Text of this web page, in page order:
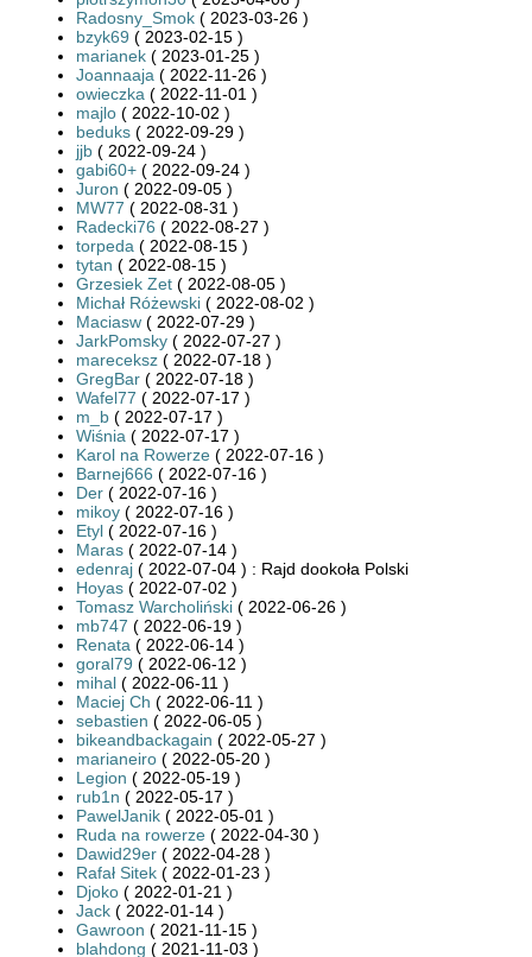
Radosny_Smok ( 2023-03-26 )
bzyk69 ( 2023-02-15 )
marianek ( 2023-01-25 )
Joannaaja ( 2022-11-26 )
owieczka ( 2022-11-01 )
majlo ( 2022-10-02 )
beduks ( 2022-09-29 )
jjb ( 2022-09-24 )
gabi60+ ( 2022-09-24 )
Juron ( 2022-09-05 )
MW77 ( 2022-08-31 )
Radecki76 ( 2022-08-27 )
torpeda ( 2022-08-15 )
tytan ( 2022-08-15 )
Grzesiek Zet ( 2022-08-05 )
Michał Różewski ( 2022-08-02 )
Maciasw ( 2022-07-29 )
JarkPomsky ( 2022-07-27 )
mareceksz ( 2022-07-18 )
GregBar ( 2022-07-18 )
Wafel77 ( 2022-07-17 )
m_b ( 2022-07-17 )
Wiśnia ( 2022-07-17 )
Karol na Rowerze ( 2022-07-16 )
Barnej666 ( 2022-07-16 )
Der ( 2022-07-16 )
mikoy ( 2022-07-16 )
Etyl ( 2022-07-16 )
Maras ( 2022-07-14 )
edenraj ( 2022-07-04 ) : Rajd dookoła Polski
Hoyas ( 2022-07-02 )
Tomasz Warcholiński ( 2022-06-26 )
mb747 ( 2022-06-19 )
Renata ( 2022-06-14 )
goral79 ( 2022-06-12 )
mihal ( 2022-06-11 )
Maciej Ch ( 2022-06-11 )
sebastien ( 2022-06-05 )
bikeandbackagain ( 2022-05-27 )
marianeiro ( 2022-05-20 )
Legion ( 2022-05-19 )
rub1n ( 2022-05-17 )
PawelJanik ( 2022-05-01 )
Ruda na rowerze ( 2022-04-30 )
Dawid29er ( 2022-04-28 )
Rafał Sitek ( 2022-01-23 )
Djoko ( 2022-01-21 )
Jack ( 2022-01-14 )
Gawroon ( 2021-11-15 )
blahdong ( 2021-11-03 )